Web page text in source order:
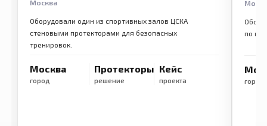
Москва
Оборудовали один из спортивных залов ЦСКА
стеновыми протекторами для безопасных
тренировок.
Москва
город
Протекторы
решение
Кейс
проекта
по
город